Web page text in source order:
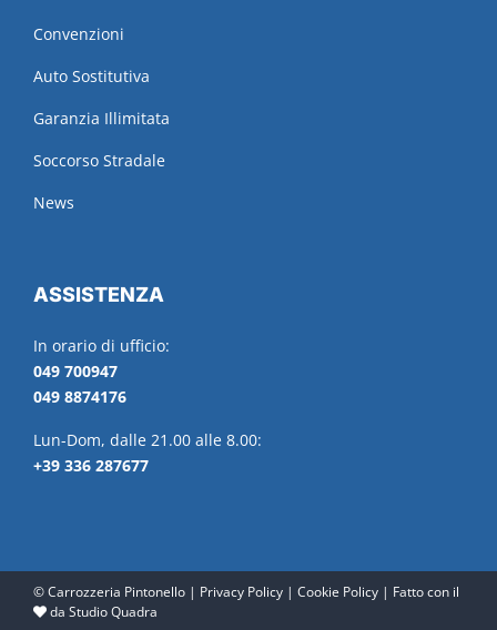
Convenzioni
Auto Sostitutiva
Garanzia Illimitata
Soccorso Stradale
News
ASSISTENZA
In orario di ufficio:
049 700947
049 8874176
Lun-Dom, dalle 21.00 alle 8.00:
+39 336 287677
© Carrozzeria Pintonello | Privacy Policy | Cookie Policy | Fatto con il
da Studio Quadra